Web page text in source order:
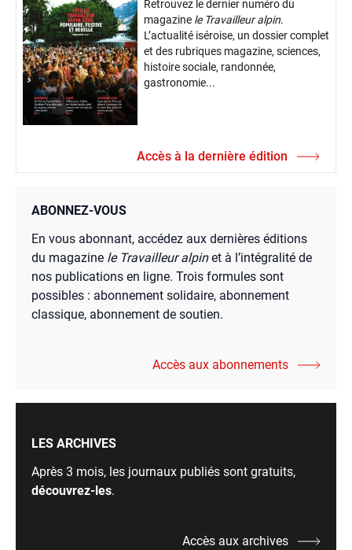
Retrouvez le dernier numéro du
magazine le Travailleur alpin.
L’actualité iséroise, un dossier complet
et des rubriques magazine, sciences,
histoire sociale, randonnée,
gastronomie...
Accès à la dernière édition
ABONNEZ-VOUS
En vous abonnant, accédez aux dernières éditions
du magazine le Travailleur alpinet à l’intégralité de
nos publications en ligne. Trois formules sont
possibles : abonnement solidaire, abonnement
classique, abonnement de soutien.
Accès aux abonnements
LES ARCHIVES
Après 3 mois, les journaux publiés sont gratuits,
découvrez-les.
Accès aux archives